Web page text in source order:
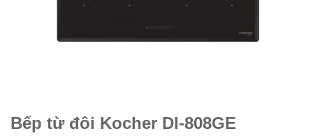
Bếp từ đôi Kocher DI-808GE